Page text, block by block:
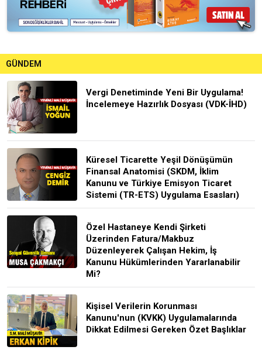
GÜNDEM
Vergi Denetiminde Yeni Bir Uygulama!
İncelemeye Hazırlık Dosyası (VDK-İHD)
Küresel Ticarette Yeşil Dönüşümün
Finansal Anatomisi (SKDM, İklim
Kanunu ve Türkiye Emisyon Ticaret
Sistemi (TR-ETS) Uygulama Esasları)
Özel Hastaneye Kendi Şirketi
Üzerinden Fatura/Makbuz
Düzenleyerek Çalışan Hekim, İş
Kanunu Hükümlerinden Yararlanabilir
Mi?
Kişisel Verilerin Korunması
Kanunu'nun (KVKK) Uygulamalarında
Dikkat Edilmesi Gereken Özet Başlıklar